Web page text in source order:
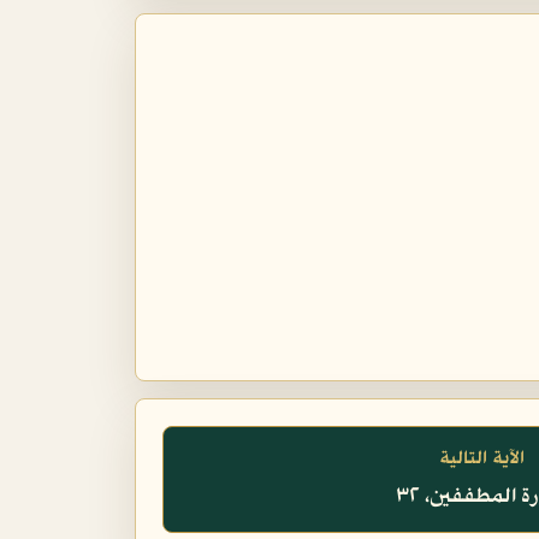
الآية التالية
المطففين، ٣٢